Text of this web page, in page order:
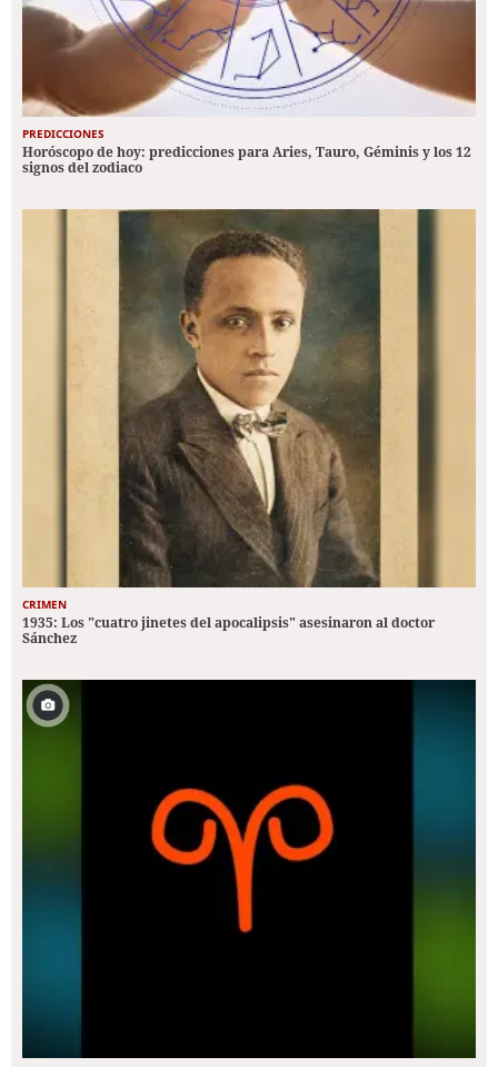
PREDICCIONES
Horóscopo de hoy: predicciones para Aries, Tauro, Géminis y los 12
signos del zodiaco
CRIMEN
1935: Los "cuatro jinetes del apocalipsis" asesinaron al doctor
Sánchez